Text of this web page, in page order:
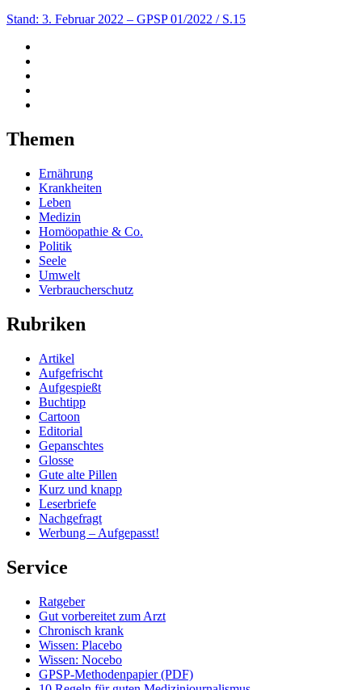
Stand: 3. Februar 2022 – GPSP 01/2022 / S.15
Themen
Ernährung
Krankheiten
Leben
Medizin
Homöopathie & Co.
Politik
Seele
Umwelt
Verbraucherschutz
Rubriken
Artikel
Aufgefrischt
Aufgespießt
Buchtipp
Cartoon
Editorial
Gepanschtes
Glosse
Gute alte Pillen
Kurz und knapp
Leserbriefe
Nachgefragt
Werbung – Aufgepasst!
Service
Ratgeber
Gut vorbereitet zum Arzt
Chronisch krank
Wissen: Placebo
Wissen: Nocebo
GPSP-Methodenpapier (PDF)